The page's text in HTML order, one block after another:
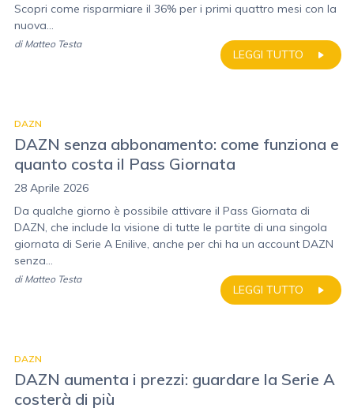
Scopri come risparmiare il 36% per i primi quattro mesi con la
nuova...
LEGGI TUTTO
di Matteo Testa
DAZN
DAZN senza abbonamento: come funziona e
quanto costa il Pass Giornata
28 Aprile 2026
Da qualche giorno è possibile attivare il Pass Giornata di
DAZN, che include la visione di tutte le partite di una singola
giornata di Serie A Enilive, anche per chi ha un account DAZN
senza...
LEGGI TUTTO
di Matteo Testa
DAZN
DAZN aumenta i prezzi: guardare la Serie A
costerà di più